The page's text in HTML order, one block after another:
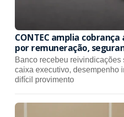
CONTEC amplia
por remuneração,
Banco recebeu reivindicações
caixa executivo, desempenho
difícil provimento